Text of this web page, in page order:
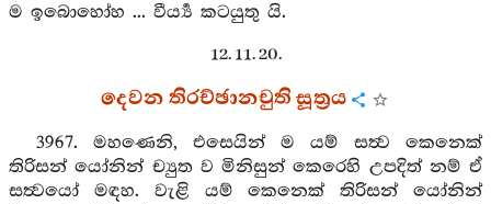
ම ඉබොහෝහ ... වීර්‍ය්‍ය කටයුතු යි.
12. 11. 20.
දෙවන තිරච්ඡානචුති සූත්‍රය
3967. මහණෙනි, එසෙයින් ම යම් සත්‍ව කෙනෙක්
තිරිසන් යෝනින් ච්‍යුත ව මිනිසුන් කෙරෙහි උපදිත් නම් ඒ
සත්‍වයෝ මඳහ. වැළි යම් කෙනෙක් තිරිසන් යෝනින්